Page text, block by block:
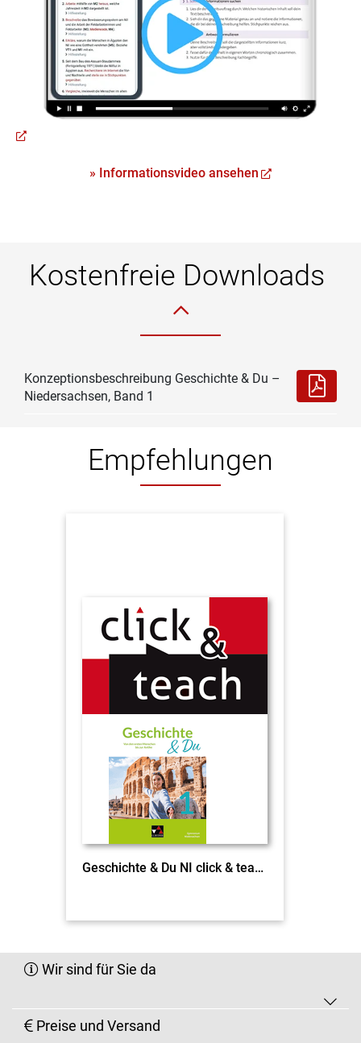
» Informationsvideo ansehen
Kostenfreie Downloads
Konzeptionsbeschreibung Geschichte & Du –
Niedersachsen, Band 1
Empfehlungen
Geschichte & Du NI click & teach 1 EL
Wir sind für Sie da
Preise und Versand